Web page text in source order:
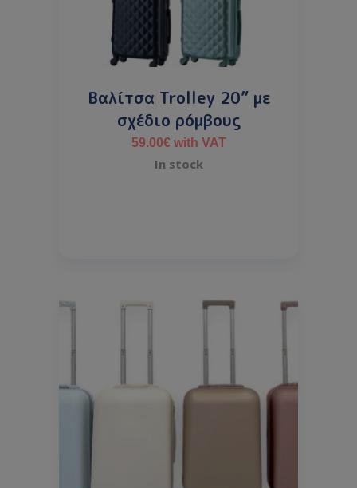
Βαλίτσα Trolley 20” με
σχέδιο ρόμβους
59.00€with VAT
In stock